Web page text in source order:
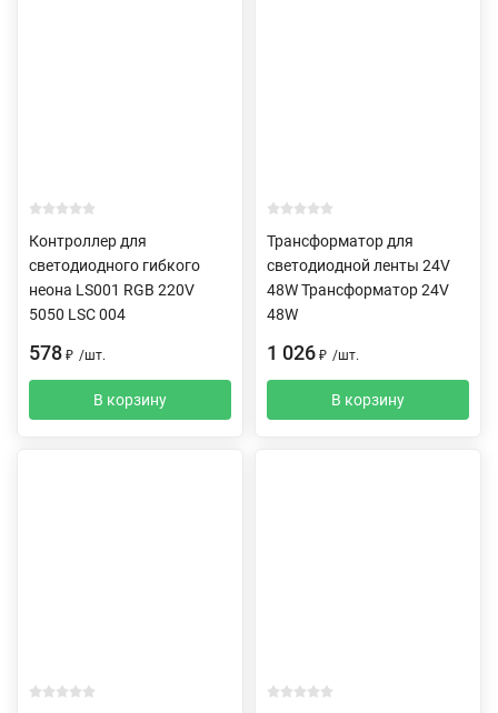
Контроллер для
светодиодного гибкого
неона LS001 RGB 220V
5050 LSC 004
578 ₽ /шт.
В корзину
Трансформатор для
светодиодной ленты 24V
48W Трансформатор 24V
48W
1 026 ₽ /шт.
В корзину